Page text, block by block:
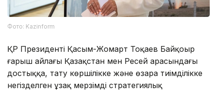
Фото: Kazinform
ҚР Президенті Қасым-Жомарт Тоқаев Байқоңыр
ғарыш айлағы Қазақстан мен Ресей арасындағы
достыққа, тату көршілікке және өзара тиімділікке
негізделген ұзақ мерзімді стратегиялық